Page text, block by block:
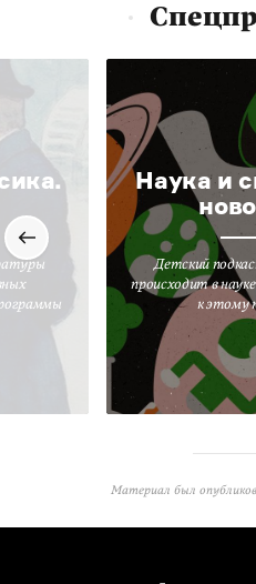
Наука и
Детский
происходит в
к этому
Материал был